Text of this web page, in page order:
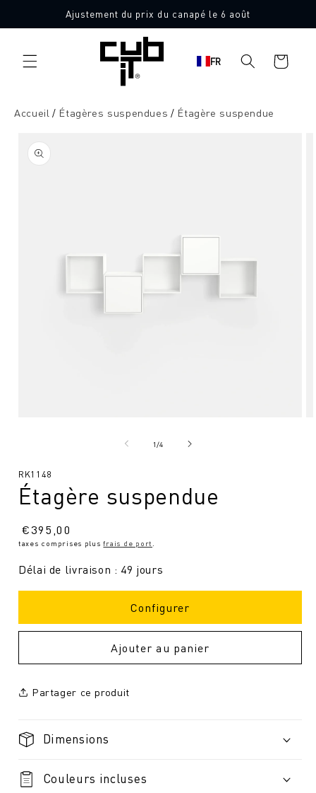
directement
au contenu
Ajustement du prix du canapé le 6 août
FR
Panier
d'achat
Accueil Étagères suspendues Étagère suspendue
l'information
sur le
produit
modal
1/de4
SKU
RK1148
Étagère suspendue
Prix
normal
€395,00
taxes comprises plusfrais de port
Délai de livraison : 49 jours
Configurer
Ajouter au panier
Partager ce produit
Dimensions
Couleurs incluses